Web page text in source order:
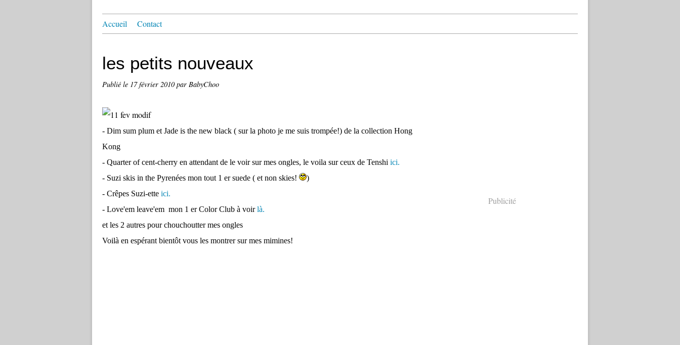
Accueil Contact
les petits nouveaux
Publié le 17 février 2010par BabyChoo
- Dim sum plum et Jade is the new black ( sur la photo je me suis trompée!) de la collection Hong
Kong
- Quarter of cent-cherry en attendant de le voir sur mes ongles, le voila sur ceux de Tenshi ici.
- Suzi skis in the Pyrenées mon tout 1 er suede ( et non skies!
)
- Crêpes Suzi-ette ici.
- Love'em leave'em mon 1 er Color Club à voirlà.
et les 2 autres pour chouchoutter mes ongles
Voilà en espérant bientôt vous les montrer sur mes mimines!
Publicité